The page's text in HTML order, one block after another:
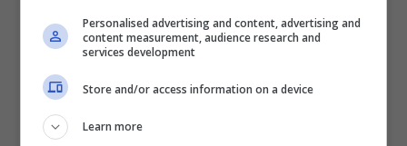
Non tutti, però, sono disposti a spendere
grosse cifreper l’acquisto e, di conseguenza,
vanno alla ricerca di un prodotto ben prestante
venduto ad una fascia di
Personalised advertising and content, advertising and
content measurement, audience research and
services development
Store and/or access information on a device
Learn more